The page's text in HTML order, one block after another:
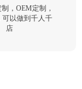
，OEM定制，
可以做到千人千
店